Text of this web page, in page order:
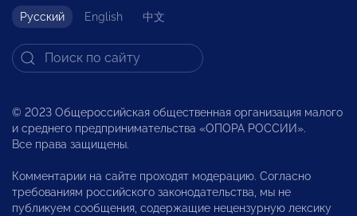
Русский English 中文
© 2023 Общероссийская общественная организация малого
и среднего предпринимательства «ОПОРА РОССИИ».
Все права защищены.
Комментарии на сайте проходят модерацию. Согласно
требованиям российского законодательства, мы не
публикуем сообщения, содержащие нецензурную лексику